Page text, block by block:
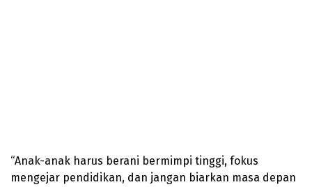
“Anak-anak harus berani bermimpi tinggi, fokus
mengejar pendidikan, dan jangan biarkan masa depan